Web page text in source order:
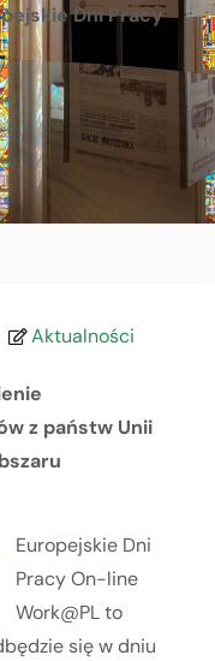
Dni Pracy
Aktualności
z państw Unii
Europejskie Dni
Pracy On-line
Work@PL to
się w dniu